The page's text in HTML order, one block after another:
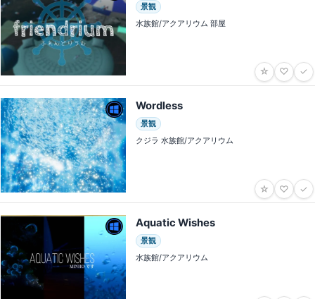
景観
水族館/アクアリウム 部屋
☆ ♡ ✓
Wordless
景観
クジラ 水族館/アクアリウム
☆ ♡ ✓
Aquatic Wishes
景観
水族館/アクアリウム